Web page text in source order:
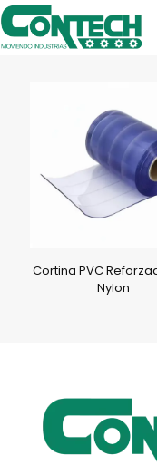
Cortina PVC
Nylon